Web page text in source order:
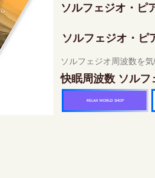
ソルフェジオ・
ソルフェジオ・
ソルフェジオ周波数を
快眠周波数 ソル
RELAX WORLD SHOP